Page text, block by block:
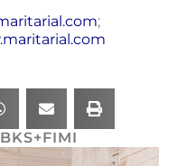
BKS+FIMI
;